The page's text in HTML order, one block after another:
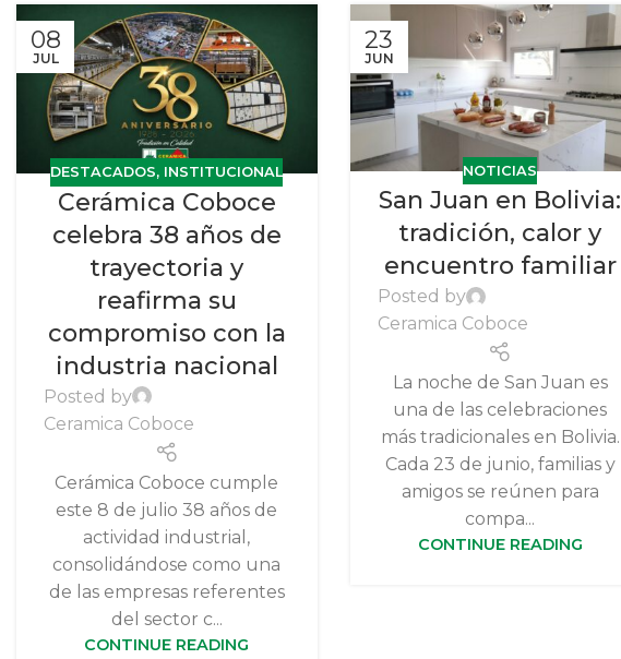
08
JUL
DESTACADOS, INSTITUCIONAL
Cerámica Coboce
celebra 38 años de
trayectoria y
reafirma su
compromiso con la
industria nacional
Posted by
Ceramica Coboce
Cerámica Coboce cumple
este 8 de julio 38 años de
actividad industrial,
consolidándose como una
de las empresas referentes
del sector c...
CONTINUE READING
23
JUN
NOTICIAS
San Juan en Bolivia:
tradición, calor y
encuentro familiar
Posted by
Ceramica Coboce
La noche de San Juan es
una de las celebraciones
más tradicionales en Bolivia.
Cada 23 de junio, familias y
amigos se reúnen para
compa...
CONTINUE READING